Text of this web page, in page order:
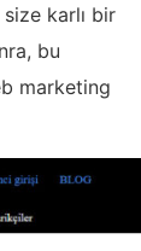
karlı bir
bu
marketing